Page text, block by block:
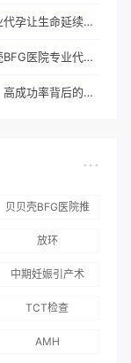
贝贝壳BFG医院代孕喜报：专业代孕让生命延续更简单
如何保障代孕高成功率？贝贝壳BFG医院专业代孕方案解析
贝贝壳BFG医院专业代孕点评：高成功率背后的医疗神话
贝贝壳BFG医院推
放环
中期妊娠引产术
TCT检查
AMH